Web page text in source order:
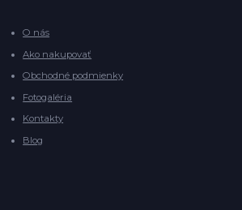
O nás
Ako nakupovať
Obchodné podmienky
Fotogaléria
Kontakty
Blog